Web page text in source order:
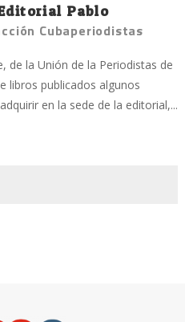
Pablo
Cubaperiodistas
de la Unión de la Periodistas de
libros publicados algunos
en la sede de la editorial,...